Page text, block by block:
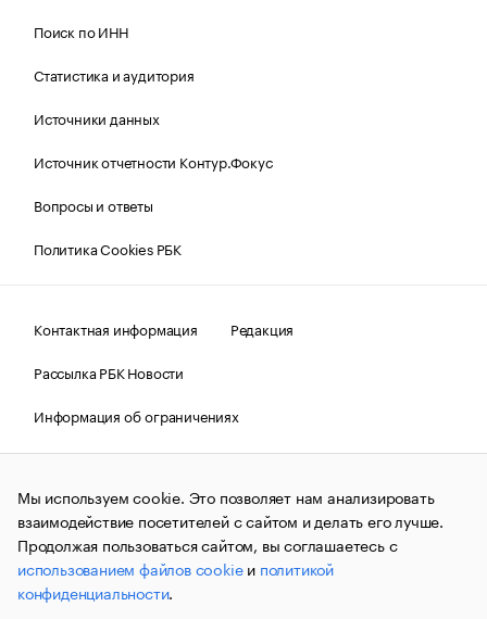
Поиск по ИНН
Статистика и аудитория
Источники данных
Источник отчетности Контур.Фокус
Вопросы и ответы
Политика Cookies РБК
Контактная информация
Редакция
Рассылка РБК Новости
Информация об ограничениях
Правовая информация
О соблюдении авторских прав
© АО «РОСБИЗНЕСКОНСАЛТИНГ»,1995–2026.Сообщения
и материалы информационного агентства «РБК»
(зарегистрировано Федеральной службой по надзору в сфере
связи, информационных технологий и массовых
коммуникаций (Роскомнадзор) 09.12.2015 за номером ИА
№ФС77-63848) сопровождаются пометкой «РБК». Отдельные
публикации могут содержать информацию,
Мы используем cookie. Это позволяет нам анализировать
взаимодействие посетителей с сайтом и делать его лучше.
Продолжая пользоваться сайтом, вы соглашаетесь с
использованием файлов cookieи политикой
конфиденциальности.